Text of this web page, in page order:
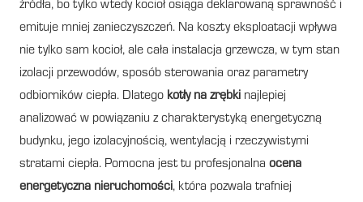
źródła, bo tylko wtedy kocioł osiąga deklarowaną sprawność i
emituje mniej zanieczyszczeń. Na koszty eksploatacji wpływa
nie tylko sam kocioł, ale cała instalacja grzewcza, w tym stan
izolacji przewodów, sposób sterowania oraz parametry
odbiorników ciepła. Dlatego kotły na zrębki najlepiej
analizować w powiązaniu z charakterystyką energetyczną
budynku, jego izolacyjnością, wentylacją i rzeczywistymi
stratami ciepła. Pomocna jest tu profesjonalna ocena
energetyczna nieruchomości, która pozwala trafniej